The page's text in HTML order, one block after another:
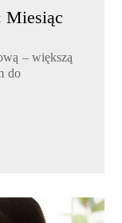
Miesiąc
– większą
do